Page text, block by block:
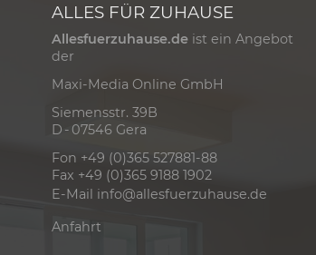
ALLES FÜR ZUHAUSE
Allesfuerzuhause.de ist ein Angebot
der
Maxi-Media Online GmbH
Siemensstr. 39B
D - 07546 Gera
Fon +49 (0)365 527881-88
Fax +49 (0)365 9188 1902
E-Mail info@allesfuerzuhause.de
Anfahrt